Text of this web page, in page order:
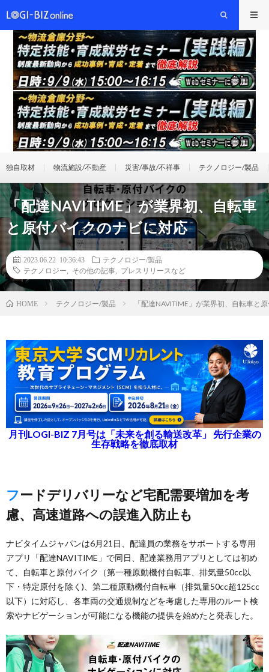
独自取材 物流施設/不動産 災害/事故/不祥事 テクノロジー/製品
「配達NAVITIME」が業界初、自転車
と原付バイクのナビに対応
2023.06.22 10:36:43
テクノロジー/製品
テクノロジー
その他の記事 プレスリリースなど
HOME テクノロジー/製品 「配達NAVITIME」が業界初、自転車と
月刊LOGI-BIZ 7月号は「未来を創る輸送改革」 先行企業の
生存戦略を徹底取材
フードデリバリーなど宅配需要増加を考
慮、高速道路への誤進入防止も
ナビタイムジャパンは6月21日、配達員の業務をサポートする専用
アプリ「配達NAVITIME」で同日、配達業務用アプリとしては初め
て、自転車と原付バイク（第一種原動機付自転車、排気量50cc以
下・特定原付を除く)、第二種原動機付自転車（排気量50cc超125cc
以下）に対応し、各車両の交通規制などを考慮した専用のルート検
索やナビゲーションが可能になる機能の提供を始めたと発表した。